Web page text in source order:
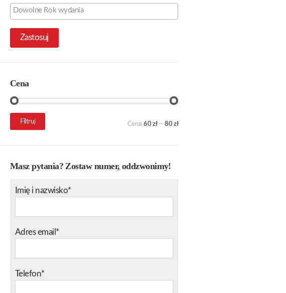
Zastosuj
Cena
Cena
min.
Cena
maks.
Filtruj Cena:60 zł—80 zł
Masz pytania? Zostaw numer, oddzwonimy!
Imię i nazwisko*
Adres email*
Telefon*